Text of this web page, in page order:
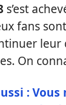
s’est
fans
leur
On
: Vous